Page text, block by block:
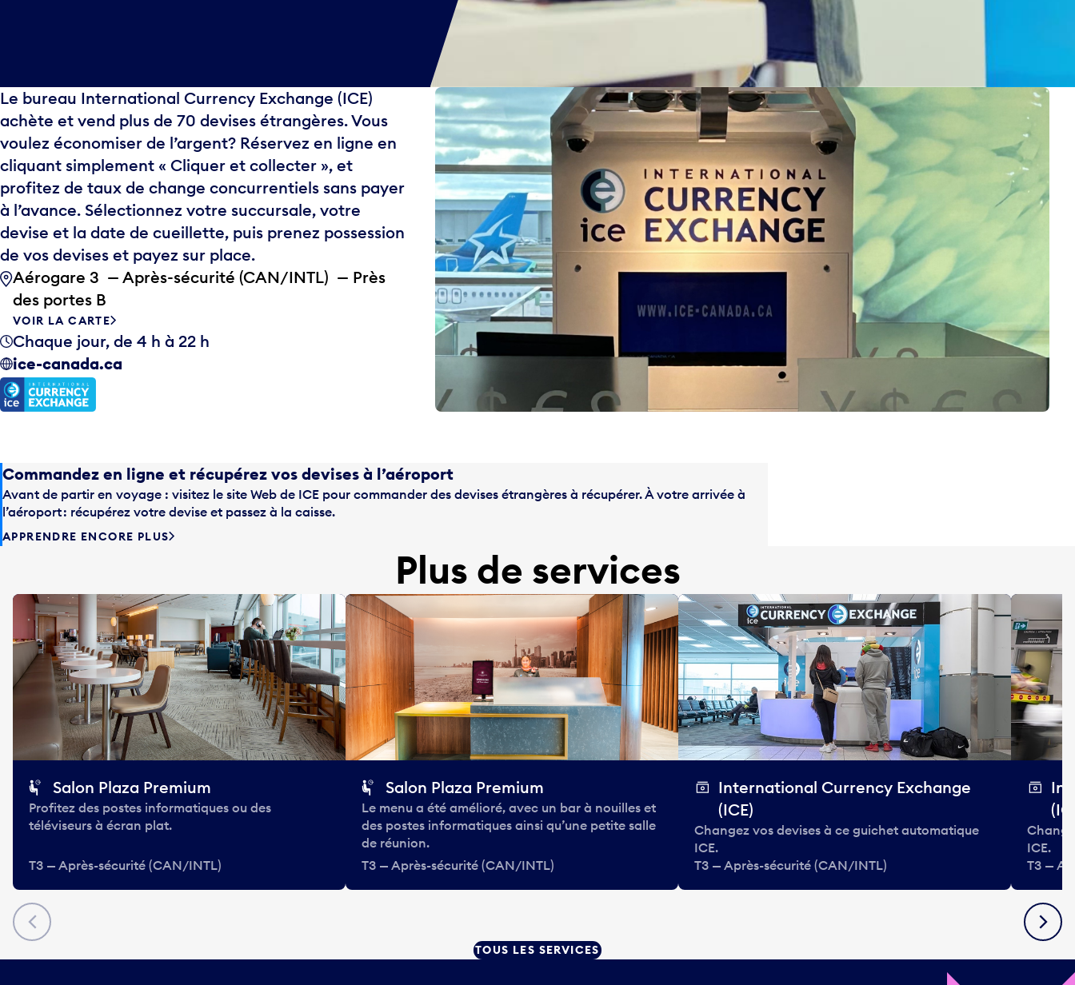
Le bureau International Currency Exchange (ICE)
achète et vend plus de 70 devises étrangères. Vous
voulez économiser de l’argent? Réservez en ligne en
cliquant simplement « Cliquer et collecter », et
profitez de taux de change concurrentiels sans payer
à l’avance. Sélectionnez votre succursale, votre
devise et la date de cueillette, puis prenez possession
de vos devises et payez sur place.
Aérogare 3 — Après-sécurité (CAN/INTL) — Près
des portes B
VOIR LA CARTE
Chaque jour, de 4 h à 22 h
ice-canada.ca
Commandez en ligne et récupérez vos devises à l’aéroport
Avant de partir en voyage : visitez le site Web de ICE pour commander des devises étrangères à récupérer. À votre arrivée à
l’aéroport : récupérez votre devise et passez à la caisse.
APPRENDRE ENCORE PLUS
Plus de services
Précédent
Salon Plaza Premium
Profitez des postes informatiques ou des
téléviseurs à écran plat.
T3 — Après-sécurité (CAN/INTL)
Salon Plaza Premium
Le menu a été amélioré, avec un bar à nouilles et
des postes informatiques ainsi qu’une petite salle
de réunion.
T3 — Après-sécurité (CAN/INTL)
International Currency Exchange
(ICE)
Changez vos devises à ce guichet automatique
ICE.
T3 — Après-sécurité (CAN/INTL)
ICE.
T3 —
TOUS LES SERVICES